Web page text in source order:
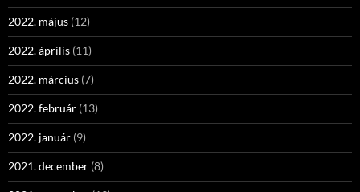
2022. május (12)
2022. április (11)
2022. március (7)
2022. február (13)
2022. január (9)
2021. december (8)